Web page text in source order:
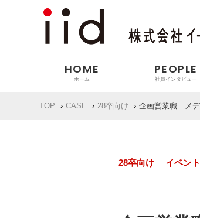
HOME PEOPLE
インタビュー
代表の想い
TOP CASE 28卒向け 企画営業職｜メ
28卒向け イベント